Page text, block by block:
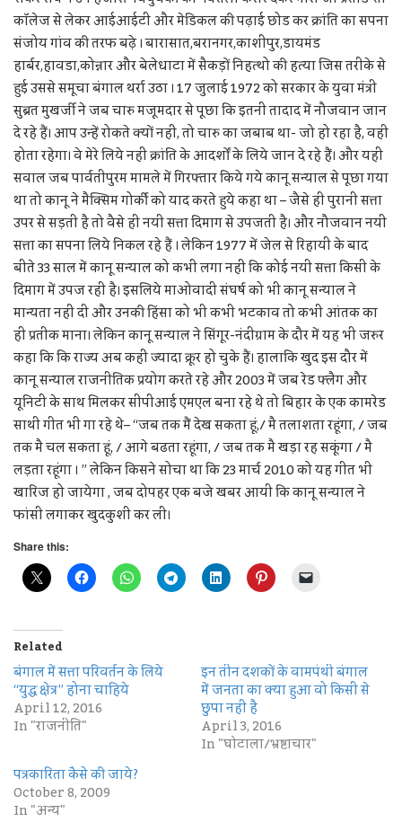
कॉलेज से लेकर आईआईटी और मेडिकल की पढ़ाई छोड कर क्रांति का सपना
संजोय गांव की तरफ बढ़े । बारासात,बरानगर,काशीपुर,डायमंड
हार्बर,हावडा,कोन्नार और बेलेधाटा में सैकड़ों निहत्थो की हत्या जिस तरीके से
हुई उससे समूचा बंगाल थर्रा उठा । 17 जुलाई 1972 को सरकार के युवा मंत्री
सुब्रत मुखर्जी ने जब चारु मजूमदार से पूछा कि इतनी तादाद में नौजवान जान
दे रहे हैं। आप उन्हें रोकते क्यों नहीं, तो चारु का जबाब था- जो हो रहा है, वही
होता रहेगा। वे मेरे लिये नहीं क्रांति के आदर्शों के लिये जान दे रहे हैं। और यही
सवाल जब पार्वतीपुरम मामले में गिरफ्तार किये गये कानू सन्याल से पूछा गया
था तो कानू ने मैक्सिम गोर्की को याद करते हुये कहा था – जैसे ही पुरानी सत्ता
उपर से सड़ती है तो वैसे ही नयी सत्ता दिमाग से उपजती है। और नौजवान नयी
सत्ता का सपना लिये निकल रहे हैं । लेकिन 1977 में जेल से रिहायी के बाद
बीते 33 साल में कानू सन्याल को कभी लगा नहीं कि कोई नयी सत्ता किसी के
दिमाग में उपज रही है। इसलिये माओवादी संघर्ष को भी कानू सन्याल ने
मान्यता नहीं दी और उनकी हिंसा को भी कभी भटकाव तो कभी आंतक का
ही प्रतीक माना। लेकिन कानू सन्याल ने सिंगूर-नंदीग्राम के दौर में यह भी जरुर
कहा कि कि राज्य अब कहीं ज्यादा क्रूर हो चुके हैं। हालाकि खुद इस दौर में
कानू सन्याल राजनीतिक प्रयोग करते रहे और 2003 में जब रेड फ्लैग और
यूनिटी के साथ मिलकर सीपीआई एमएल बना रहे थे तो बिहार के एक कामरेड
साथी गीत भी गा रहे थे– “जब तक मैं देख सकता हूं,/ मै तलाशता रहूंगा, / जब
तक मै चल सकता हूं, / आगे बढता रहूंगा, / जब तक मै खड़ा रह सकूंगा / मै
लड़ता रहूंगा । ” लेकिन किसने सोचा था कि 23 मार्च 2010 को यह गीत भी
खारिज हो जायेगा , जब दोपहर एक बजे खबर आयी कि कानू सन्याल ने
फांसी लगाकर खुदकुशी कर ली।
Share this:
Related
बंगाल में सत्ता परिवर्तन के लिये
“युद्ध क्षेत्र” होना चाहिये
April 12, 2016
In "राजनीति"
इन तीन दशकों के वामपंथी बंगाल
में जनता का क्या हुआ वो किसी से
छुपा नहीं है
April 3, 2016
In "घोटाला/भ्रष्टाचार"
पत्रकारिता कैसे की जाये?
October 8, 2009
In "अन्य"